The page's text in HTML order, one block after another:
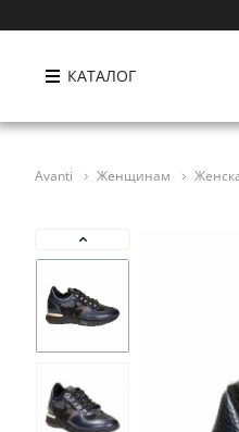
КАТАЛОГ
Avanti Женщинам